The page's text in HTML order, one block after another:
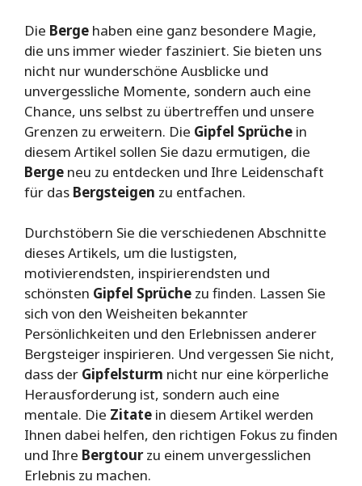
Die Berge haben eine ganz besondere Magie,
die uns immer wieder fasziniert. Sie bieten uns
nicht nur wunderschöne Ausblicke und
unvergessliche Momente, sondern auch eine
Chance, uns selbst zu übertreffen und unsere
Grenzen zu erweitern. Die Gipfel Sprüche in
diesem Artikel sollen Sie dazu ermutigen, die
Berge neu zu entdecken und Ihre Leidenschaft
für das Bergsteigen zu entfachen.
Durchstöbern Sie die verschiedenen Abschnitte
dieses Artikels, um die lustigsten,
motivierendsten, inspirierendsten und
schönsten Gipfel Sprüche zu finden. Lassen Sie
sich von den Weisheiten bekannter
Persönlichkeiten und den Erlebnissen anderer
Bergsteiger inspirieren. Und vergessen Sie nicht,
dass der Gipfelsturm nicht nur eine körperliche
Herausforderung ist, sondern auch eine
mentale. Die Zitate in diesem Artikel werden
Ihnen dabei helfen, den richtigen Fokus zu finden
und Ihre Bergtourzu einem unvergesslichen
Erlebnis zu machen.